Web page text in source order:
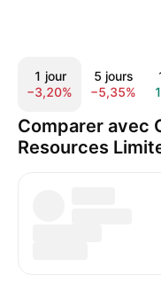
1 jour
−3,20%
5 jours
−5,35%
Comparer avec
Resources